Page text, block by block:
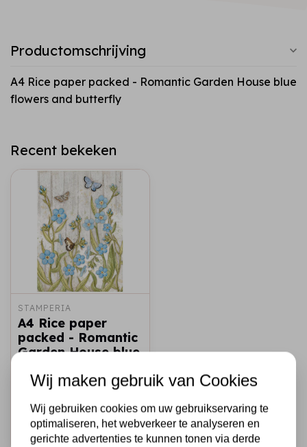
Productomschrijving
A4 Rice paper packed - Romantic Garden House blue
flowers and butterfly
Recent bekeken
STAMPERIA
A4 Rice paper
packed - Romantic
Garden House blue
butterfly
€1,95 Op voorraad
Snel toevoegen
Wij maken gebruik van Cookies
Wij gebruiken cookies om uw gebruikservaring te
optimaliseren, het webverkeer te analyseren en
gerichte advertenties te kunnen tonen via derde